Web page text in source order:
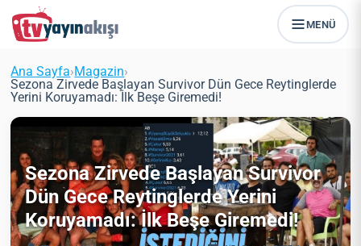
MENÜ
Ana Sayfa›Magazin›
Sezona Zirvede Başlayan Survivor Dün Gece Reytinglerde
Yerini Koruyamadı: İlk Beşe Giremedi!
Sezona Zirvede Başlayan Survivor
Dün Gece Reytinglerde Yerini
Koruyamadı: İlk Beşe Giremedi!